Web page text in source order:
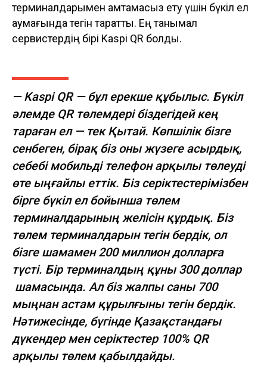
терминалдарымен қамтамасыз ету үшін бүкіл ел
аумағында тегін таратты. Ең танымал
сервистердің бірі Kaspi QR болды.
— Kaspi QR — бұл ерекше құбылыс. Бүкіл
әлемде QR төлемдері біздегідей кең
тараған ел — тек Қытай. Көпшілік бізге
сенбеген, бірақ біз оны жүзеге асырдық,
себебі мобильді телефон арқылы төлеуді
өте ыңғайлы еттік. Біз серіктестерімізбен
бірге бүкіл ел бойынша төлем
терминалдарының желісін құрдық. Біз
төлем терминалдарын тегін бердік, ол
бізге шамамен 200 миллион долларға
түсті. Бір терминалдың құны 300 доллар
шамасында. Ал біз жалпы саны 700
мыңнан астам құрылғыны тегін бердік.
Нәтижесінде, бүгінде Қазақстандағы
дүкендер мен серіктестер 100% QR
арқылы төлем қабылдайды.